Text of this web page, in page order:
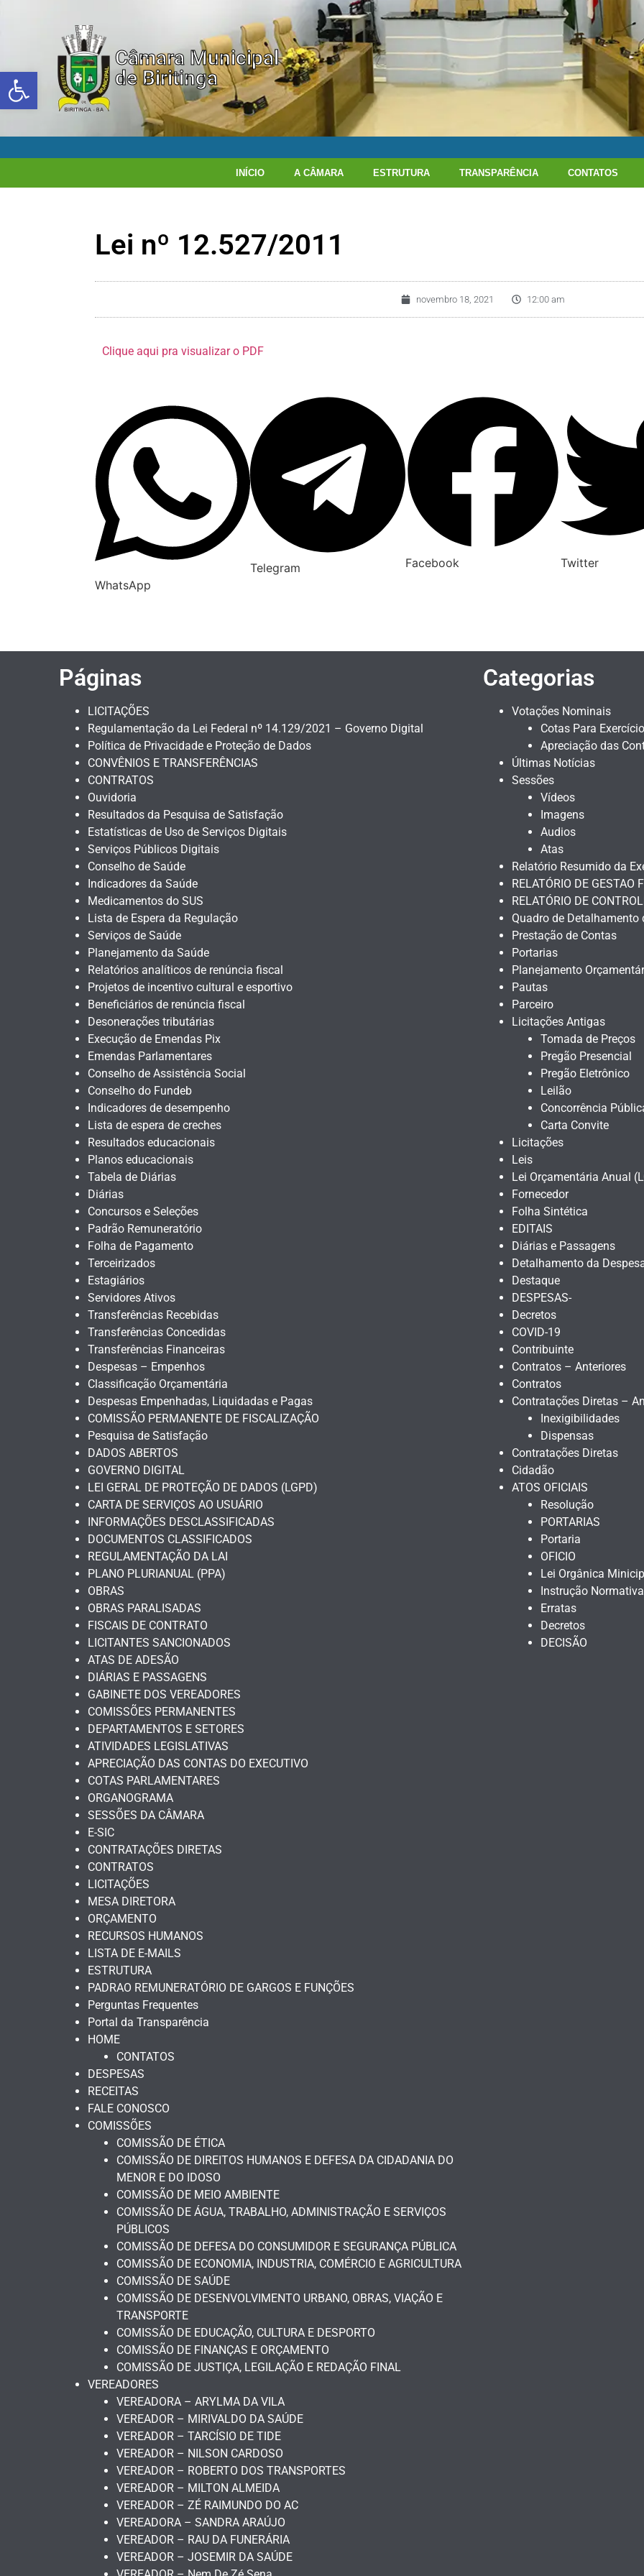
Câmara Municipal
de Biritinga
INÍCIO A CÂMARA ESTRUTURA TRANSPARÊNCIA CONTATOS
Lei nº 12.527/2011
novembro 18, 2021 12:00 am
Clique aqui pra visualizar o PDF
WhatsApp
Telegram Facebook Twitter
Páginas
LICITAÇÕES
Regulamentação da Lei Federal nº 14.129/2021 – Governo Digital
Política de Privacidade e Proteção de Dados
CONVÊNIOS E TRANSFERÊNCIAS
CONTRATOS
Ouvidoria
Resultados da Pesquisa de Satisfação
Estatísticas de Uso de Serviços Digitais
Serviços Públicos Digitais
Conselho de Saúde
Indicadores da Saúde
Medicamentos do SUS
Lista de Espera da Regulação
Serviços de Saúde
Planejamento da Saúde
Relatórios analíticos de renúncia fiscal
Projetos de incentivo cultural e esportivo
Beneficiários de renúncia fiscal
Desonerações tributárias
Execução de Emendas Pix
Emendas Parlamentares
Conselho de Assistência Social
Conselho do Fundeb
Indicadores de desempenho
Lista de espera de creches
Resultados educacionais
Planos educacionais
Tabela de Diárias
Diárias
Concursos e Seleções
Padrão Remuneratório
Folha de Pagamento
Terceirizados
Estagiários
Servidores Ativos
Transferências Recebidas
Transferências Concedidas
Transferências Financeiras
Despesas – Empenhos
Classificação Orçamentária
Despesas Empenhadas, Liquidadas e Pagas
COMISSÃO PERMANENTE DE FISCALIZAÇÃO
Pesquisa de Satisfação
DADOS ABERTOS
GOVERNO DIGITAL
LEI GERAL DE PROTEÇÃO DE DADOS (LGPD)
CARTA DE SERVIÇOS AO USUÁRIO
INFORMAÇÕES DESCLASSIFICADAS
DOCUMENTOS CLASSIFICADOS
REGULAMENTAÇÃO DA LAI
PLANO PLURIANUAL (PPA)
OBRAS
OBRAS PARALISADAS
FISCAIS DE CONTRATO
LICITANTES SANCIONADOS
ATAS DE ADESÃO
DIÁRIAS E PASSAGENS
GABINETE DOS VEREADORES
COMISSÕES PERMANENTES
DEPARTAMENTOS E SETORES
ATIVIDADES LEGISLATIVAS
APRECIAÇÃO DAS CONTAS DO EXECUTIVO
COTAS PARLAMENTARES
ORGANOGRAMA
SESSÕES DA CÂMARA
E-SIC
CONTRATAÇÕES DIRETAS
CONTRATOS
LICITAÇÕES
MESA DIRETORA
ORÇAMENTO
RECURSOS HUMANOS
LISTA DE E-MAILS
ESTRUTURA
PADRAO REMUNERATÓRIO DE GARGOS E FUNÇÕES
Perguntas Frequentes
Portal da Transparência
HOME
CONTATOS
DESPESAS
RECEITAS
FALE CONOSCO
COMISSÕES
COMISSÃO DE ÉTICA
COMISSÃO DE DIREITOS HUMANOS E DEFESA DA CIDADANIA DO
MENOR E DO IDOSO
COMISSÃO DE MEIO AMBIENTE
COMISSÃO DE ÁGUA, TRABALHO, ADMINISTRAÇÃO E SERVIÇOS
PÚBLICOS
COMISSÃO DE DEFESA DO CONSUMIDOR E SEGURANÇA PÚBLICA
COMISSÃO DE ECONOMIA, INDUSTRIA, COMÉRCIO E AGRICULTURA
COMISSÃO DE SAÚDE
COMISSÃO DE DESENVOLVIMENTO URBANO, OBRAS, VIAÇÃO E
TRANSPORTE
COMISSÃO DE EDUCAÇÃO, CULTURA E DESPORTO
COMISSÃO DE FINANÇAS E ORÇAMENTO
COMISSÃO DE JUSTIÇA, LEGILAÇÃO E REDAÇÃO FINAL
VEREADORES
VEREADORA – ARYLMA DA VILA
VEREADOR – MIRIVALDO DA SAÚDE
VEREADOR – TARCÍSIO DE TIDE
VEREADOR – NILSON CARDOSO
VEREADOR – ROBERTO DOS TRANSPORTES
VEREADOR – MILTON ALMEIDA
VEREADOR – ZÉ RAIMUNDO DO AC
VEREADORA – SANDRA ARAÚJO
VEREADOR – RAU DA FUNERÁRIA
VEREADOR – JOSEMIR DA SAÚDE
Categorias
Votações Nominais
Cotas Para
Apreciação das
Últimas Notícias
Sessões
Vídeos
Imagens
Audios
Atas
Relatório Resumido da
RELATÓRIO DE GESTAO
RELATÓRIO DE
Quadro de Detalhamento
Prestação de Contas
Portarias
Planejamento
Pautas
Parceiro
Licitações Antigas
Tomada de Preços
Pregão Presencial
Pregão Eletrônico
Leilão
Concorrência
Carta Convite
Licitações
Leis
Lei Orçamentária Anual
Fornecedor
Folha Sintética
EDITAIS
Diárias e Passagens
Detalhamento da
Destaque
DESPESAS-
Decretos
COVID-19
Contribuinte
Contratos – Anteriores
Contratos
Contratações Diretas –
Inexigibilidades
Dispensas
Contratações Diretas
Cidadão
ATOS OFICIAIS
Resolução
PORTARIAS
Portaria
OFICIO
Lei Orgânica
Instrução Normativa
Erratas
Decretos
DECISÃO
Abrir a barra de ferramentas